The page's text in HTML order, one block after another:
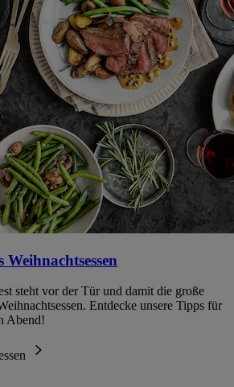
Weihnachtsessen
steht vor der Tür und damit die große
Entdecke unsere Tipps für
Abend!